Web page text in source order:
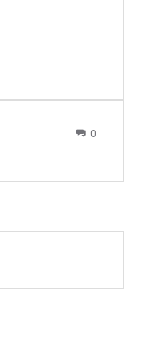
0